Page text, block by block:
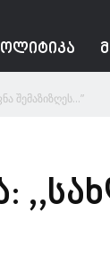
შემაზიზღეს…”